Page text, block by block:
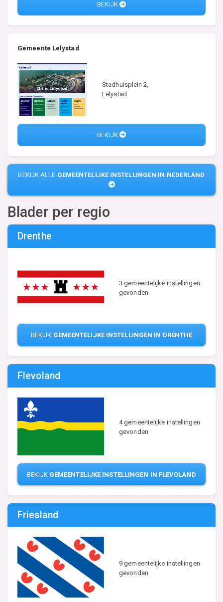
BEKIJK
Gemeente Lelystad
Stadhuisplein 2,
Lelystad
BEKIJK
BEKIJK ALLE GEMEENTELIJKE INSTELLINGEN IN NEDERLAND
Blader per regio
Drenthe
3 gemeentelijke instellingen
gevonden
BEKIJK GEMEENTELIJKE INSTELLINGEN IN DRENTHE
Flevoland
4 gemeentelijke instellingen
gevonden
BEKIJK GEMEENTELIJKE INSTELLINGEN IN FLEVOLAND
Friesland
9 gemeentelijke instellingen
gevonden